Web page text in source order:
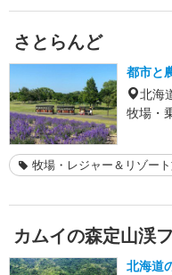
さとらんど
都市と
北海
牧場・
牧場・レジャー＆リゾー
カムイの森定山渓
北海道